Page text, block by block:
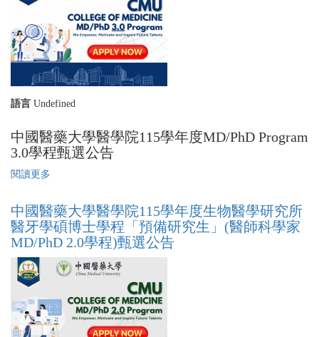
醫
學
院
115
學
度
學
程
單
(CMU
College
of
Medicine
MD/PhD
Admission
List)
語言 Undefined
中國醫藥大學醫學院115學年度MD/PhD Program
3.0學程甄選公告
閱讀更多
中
國
醫
藥
大
學
學
院
115
中國醫藥大學醫學院115學年度生物醫學研究所
醫牙學碩博士學程「預備研究生」(醫師科學家
MD/PhD 2.0學程)甄選公告